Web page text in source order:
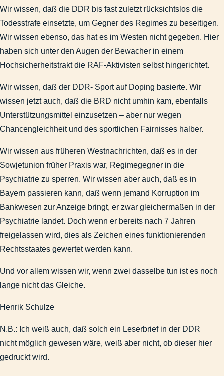
2012-08-00 - MAZ - Sonderbeilage Olympia, S. IV.docx
Juni 2011: Inländerfeindlichkeit - Blödelei auf Kosten
Ein auffällig unterschiedlicher Nachrichtenwert
Soll man Heiligabend Scheiße schreien? Gedanken zur
2010-04-15 - MAZ - Leserbriefseite - Widerspruch zu
2012-02-05 - MAZ - Linke lehnen Schlapphüte ab.docx
Kommunal
Brandenburg
Garnisongeschichte
Veröffentlichungen
Stadtgeschichte
Impressum
Suchen & Finden
Abbildungen-deaktiviert
Wir wissen, daß die DDR bis fast zuletzt rücksichtslos die
Todesstrafe einsetzte, um Gegner des Regimes zu beseitigen.
Wir wissen ebenso, das hat es im Westen nicht gegeben. Hier
haben sich unter den Augen der Bewacher in einem
Hochsicherheitstrakt die RAF-Aktivisten selbst hingerichtet.
Wir wissen, daß der DDR- Sport auf Doping basierte. Wir
wissen jetzt auch, daß die BRD nicht umhin kam, ebenfalls
Unterstützungsmittel einzusetzen – aber nur wegen
Chancengleichheit und des sportlichen Fairnisses halber.
Wir wissen aus früheren Westnachrichten, daß es in der
Sowjetunion früher Praxis war, Regimegegner in die
Psychiatrie zu sperren. Wir wissen aber auch, daß es in
Bayern passieren kann, daß wenn jemand Korruption im
Bankwesen zur Anzeige bringt, er zwar gleichermaßen in der
Psychiatrie landet. Doch wenn er bereits nach 7 Jahren
freigelassen wird, dies als Zeichen eines funktionierenden
Rechtsstaates gewertet werden kann.
Und vor allem wissen wir, wenn zwei dasselbe tun ist es noch
lange nicht das Gleiche.
Henrik Schulze
N.B.: Ich weiß auch, daß solch ein Leserbrief in der DDR
nicht möglich gewesen wäre, weiß aber nicht, ob dieser hier
gedruckt wird.